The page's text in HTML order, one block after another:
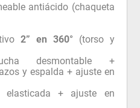
antiácido (chaqueta
2” en 360° (torso y
desmontable +
y espalda + ajuste en
elasticada + ajuste en